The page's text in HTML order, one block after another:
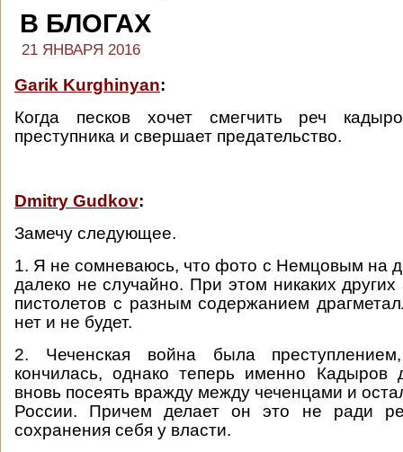
В БЛОГАХ
21 ЯНВАРЯ 2016
Garik Kurghinyan:
Когда песков хочет смегчить реч
преступника и свершает предательство.
Dmitry Gudkov:
Замечу следующее.
1. Я не сомневаюсь, что фото с Немцовым на
далеко не случайно. При этом никаких других
пистолетов с разным содержанием
нет и не будет.
2. Чеченская война была
кончилась, однако теперь именно Кадыров
вновь посеять вражду между чеченцами и
России. Причем делает он это не ради
сохранения себя у власти.